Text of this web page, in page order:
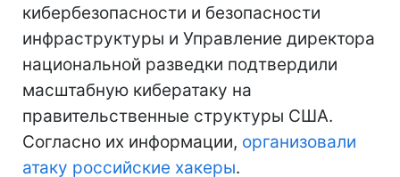
кибербезопасности и безопасности
инфраструктуры и Управление директора
национальной разведки подтвердили
масштабную кибератаку на
правительственные структуры США.
Согласно их информации, организовали
атаку российские хакеры.